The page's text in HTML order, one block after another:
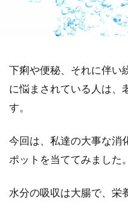
下痢や便秘、それに伴い
に悩まされている人は、
す。
今回は、私達の大事な消
ポットを当ててみました。
水分の吸収は大腸で、栄